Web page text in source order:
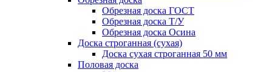
Обрезная доска ГОСТ
Обрезная доска Т/У
Обрезная доска Осина
Доска строганная (сухая)
Доска сухая строганная 50 мм
Половая доска